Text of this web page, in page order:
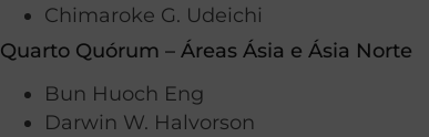
Chimaroke G. Udeichi
Quarto Quórum – Áreas Ásia e Ásia Norte
Bun Huoch Eng
Darwin W. Halvorson